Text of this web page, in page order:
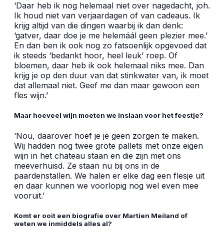
‘Daar heb ik nog helemaal niet over nagedacht, joh.
Ik houd niet van verjaardagen of van cadeaus. Ik
krijg altijd van die dingen waarbij ik dan denk:
‘gatver, daar doe je me helemáál geen plezier mee.’
En dan ben ik ook nog zo fatsoenlijk opgevoed dat
ik steeds ‘bedankt hoor, heel leuk’ roep. Of
bloemen, daar heb ik ook helemaal niks mee. Dan
krijg je op den duur van dat stinkwater van, ik moet
dat allemaal niet. Geef me dan maar gewoon een
fles wijn.’
Maar hoeveel wijn moeten we inslaan voor het feestje?
‘Nou, daarover hoef je je geen zorgen te maken.
Wij hadden nog twee grote pallets met onze eigen
wijn in het chateau staan en die zijn met ons
meeverhuisd. Ze staan nu bij ons in de
paardenstallen. We halen er elke dag een flesje uit
en daar kunnen we voorlopig nog wel even mee
vooruit.’
Komt er ooit een biografie over Martien Meiland of
weten we inmiddels alles al?